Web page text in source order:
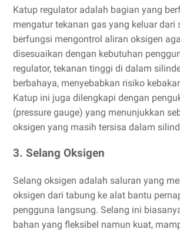
Katup regulator adalah bagian yang
mengatur tekanan gas yang keluar dari
berfungsi mengontrol aliran oksigen
disesuaikan dengan kebutuhan
regulator, tekanan tinggi di dalam
berbahaya, menyebabkan risiko
Katup ini juga dilengkapi dengan
(pressure gauge) yang menunjukkan
oksigen yang masih tersisa dalam
3. Selang Oksigen
Selang oksigen adalah saluran yang
oksigen dari tabung ke alat bantu
pengguna langsung. Selang ini
bahan yang fleksibel namun kuat,